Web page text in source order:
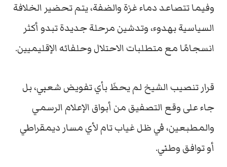
وفيما تتصاعد دماء غزة والضفة، يتم تحضير الخلافة
السياسية بهدوء، وتدشين مرحلة جديدة تبدو أكثر
انسجامًا مع متطلبات الاحتلال وحلفائه الإقليميين.
قرار تنصيب الشيخ لم يحظَ بأي تفويض شعبي، بل
جاء على وقع التصفيق من أبواق الإعلام الرسمي
والمطبعين، في ظل غياب تام لأي مسار ديمقراطي
أو توافق وطني.